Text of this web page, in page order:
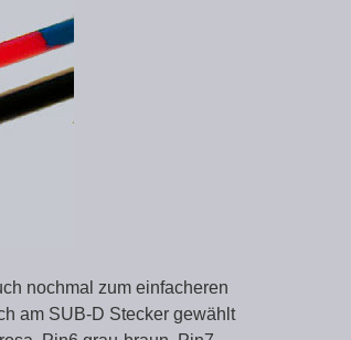
nochmal zum einfacheren
am SUB-D Stecker gewählt